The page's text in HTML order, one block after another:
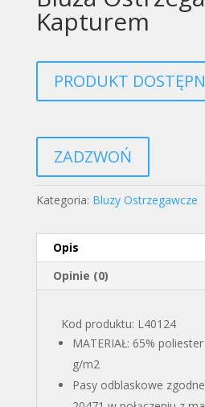
Kapturem
PRODUKT
ZADZWOŃ
Kategoria: Bluzy Ostrzegawcze
Opis
Opinie (0)
Kod produktu: L40124
MATERIAŁ: 65%
g/m2
Pasy odblaskowe